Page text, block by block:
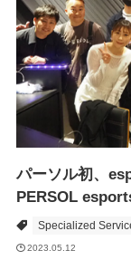
パーソル初、
PERSOL
Specialized
2023.05.12